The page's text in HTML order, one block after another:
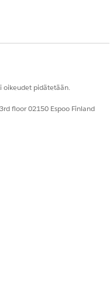
oikeudet pidätetään.
floor 02150 Espoo Finland